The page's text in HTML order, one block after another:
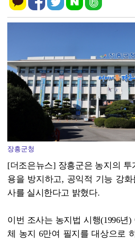
영암 가뭄 '비상'… 서삼석 농해수위원
장흥군청
[더조은뉴스] 장흥군은 농지의 투
용을 방지하고, 공익적 기능 강
사를 실시한다고 밝혔다.
이번 조사는 농지법 시행(1996년
체 농지 6만여 필지를 대상으로